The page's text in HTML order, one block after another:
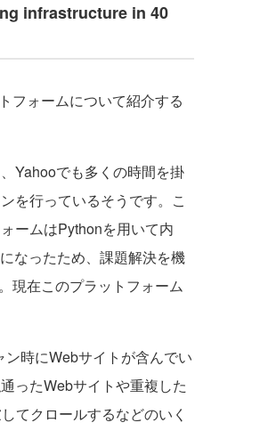
infrastructure in 40
フォームについて紹介する
Yahooでも多くの時間を掛
を行っているそうです。こ
ームはPythonを用いて内
なったため、課題解決を機
現在このプラットフォーム
時にWebサイトが含んでい
ったWebサイトや重複した
てクロールするなどのいく